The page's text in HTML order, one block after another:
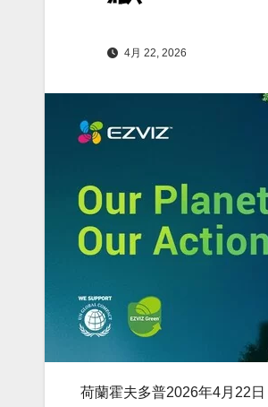
4月 22, 2026
荷蘭霍夫多普2026年4月22日